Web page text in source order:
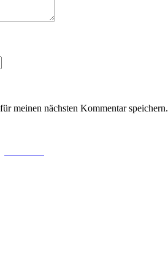
meinen nächsten Kommentar speichern.